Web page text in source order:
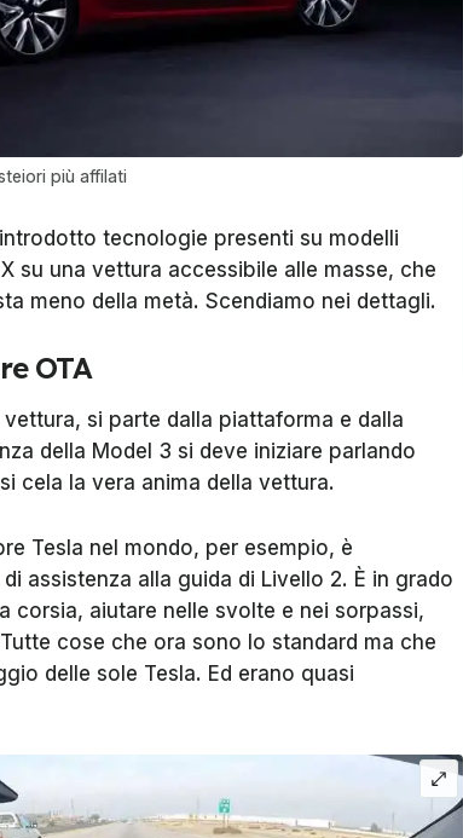
più affilati
tecnologie presenti su modelli
su una vettura accessibile alle masse, che
meno della metà. Scendiamo nei dettagli.
OTA
si parte dalla piattaforma e dalla
della Model 3 si deve iniziare parlando
cela la vera anima della vettura.
Tesla nel mondo, per esempio, è
assistenza alla guida di Livello 2. È in grado
corsia, aiutare nelle svolte e nei sorpassi,
cose che ora sono lo standard ma che
delle sole Tesla. Ed erano quasi